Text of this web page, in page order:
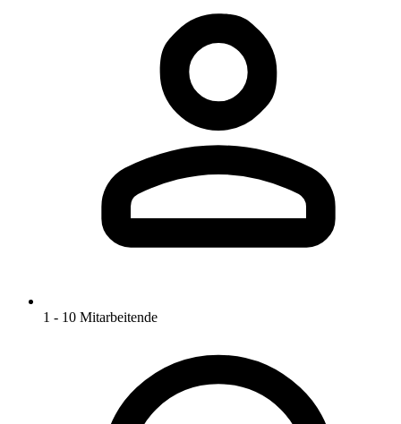
1 - 10 Mitarbeitende